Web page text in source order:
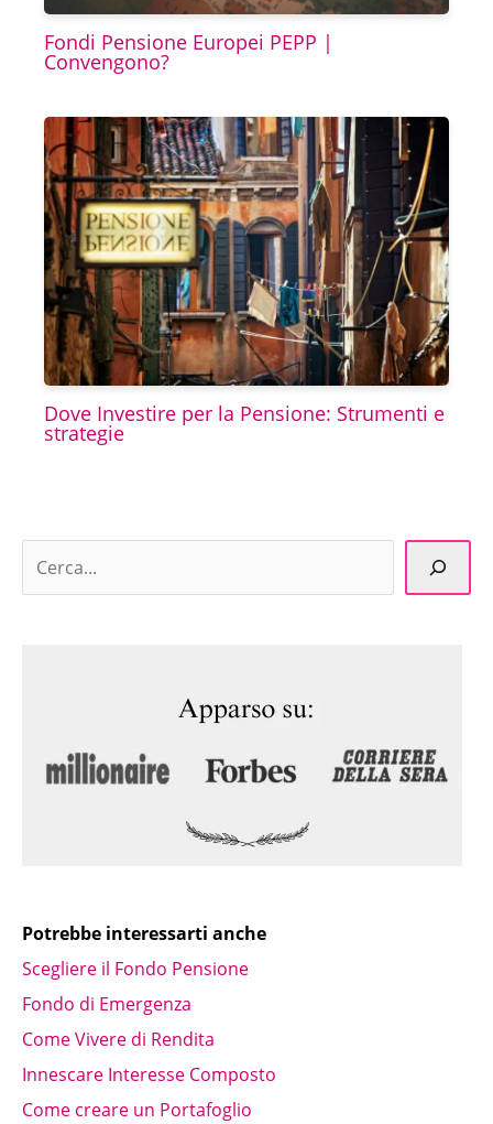
Fondi Pensione Europei PEPP |
Convengono?
Dove Investire per la Pensione: Strumenti e
strategie
Potrebbe interessarti anche
Scegliere il Fondo Pensione
Fondo di Emergenza
Come Vivere di Rendita
Innescare Interesse Composto
Come creare un Portafoglio